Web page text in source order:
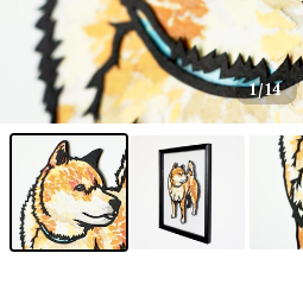
1/14